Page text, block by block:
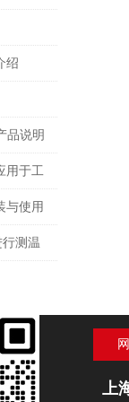
绍
品说明
用于工
与使用
测温
上